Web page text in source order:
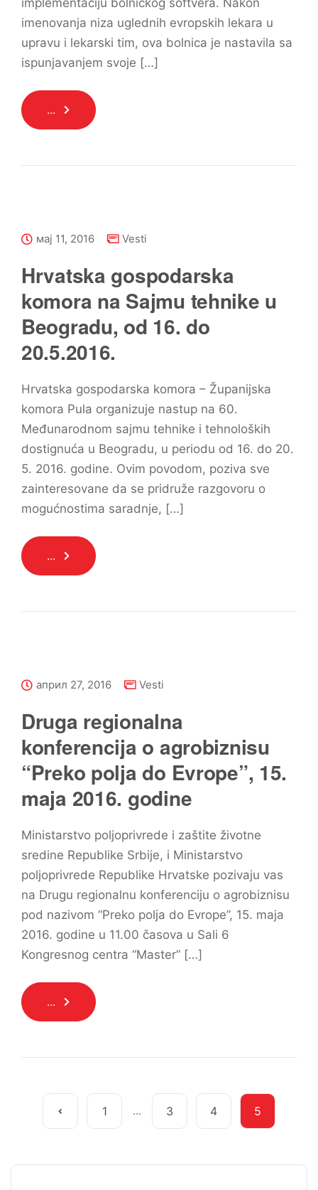
implementaciju bolničkog softvera. Nakon
imenovanja niza uglednih evropskih lekara u
upravu i lekarski tim, ova bolnica je nastavila sa
ispunjavanjem svoje […]
...
мај 11, 2016 Vesti
Hrvatska gospodarska
komora na Sajmu tehnike u
Beogradu, od 16. do
20.5.2016.
Hrvatska gospodarska komora – Županijska
komora Pula organizuje nastup na 60.
Međunarodnom sajmu tehnike i tehnoloških
dostignuća u Beogradu, u periodu od 16. do 20.
5. 2016. godine. Ovim povodom, poziva sve
zainteresovane da se pridruže razgovoru o
mogućnostima saradnje, […]
...
април 27, 2016 Vesti
Druga regionalna
konferencija o agrobiznisu
“Preko polja do Evrope”, 15.
maja 2016. godine
Ministarstvo poljoprivrede i zaštite životne
sredine Republike Srbije, i Ministarstvo
poljoprivrede Republike Hrvatske pozivaju vas
na Drugu regionalnu konferenciju o agrobiznisu
pod nazivom “Preko polja do Evrope”, 15. maja
2016. godine u 11.00 časova u Sali 6
Kongresnog centra “Master” […]
...
1 ... 3 4 5